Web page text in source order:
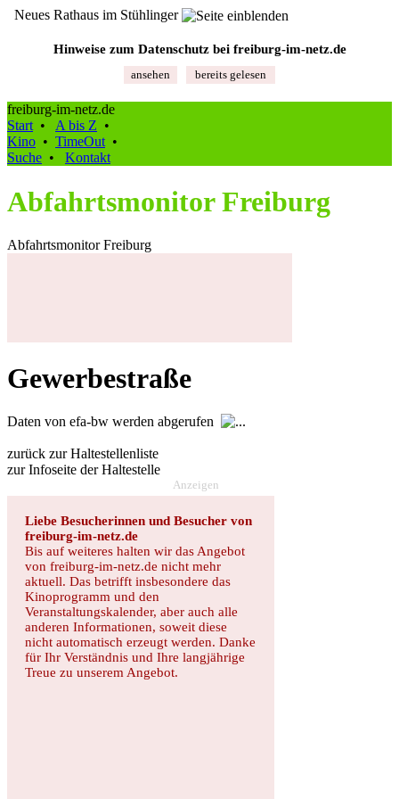
Neues Rathaus im Stühlinger
Hinweise zum Datenschutz bei freiburg‑im‑netz.de
ansehen bereits gelesen
freiburg-im-netz.de
Start • A bis Z •
Kino • TimeOut •
Suche • Kontakt
Abfahrtsmonitor Freiburg
Abfahrtsmonitor Freiburg
Gewerbestraße
Daten von efa-bw werden abgerufen
zurück zur Haltestellenliste
zur Infoseite der Haltestelle
Anzeigen
Liebe Besucherinnen und Besucher von
freiburg-im-netz.de
Bis auf weiteres halten wir das Angebot
von freiburg-im-netz.de nicht mehr
aktuell. Das betrifft insbesondere das
Kinoprogramm und den
Veranstaltungskalender, aber auch alle
anderen Informationen, soweit diese
nicht automatisch erzeugt werden. Danke
für Ihr Verständnis und Ihre langjährige
Treue zu unserem Angebot.